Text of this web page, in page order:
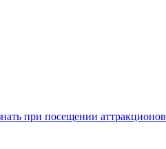
при посещении аттракционов